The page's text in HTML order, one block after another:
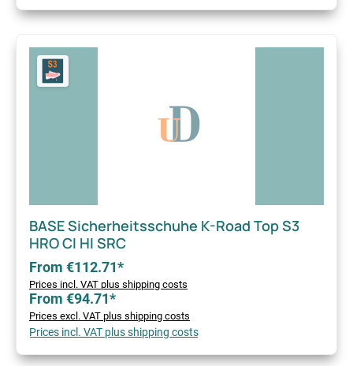
BASE Sicherheitsschuhe K-Road Top S3
HRO CI HI SRC
From €112.71*
Prices incl. VAT plus shipping costs
From €94.71*
Prices excl. VAT plus shipping costs
Prices incl. VAT plus shipping costs